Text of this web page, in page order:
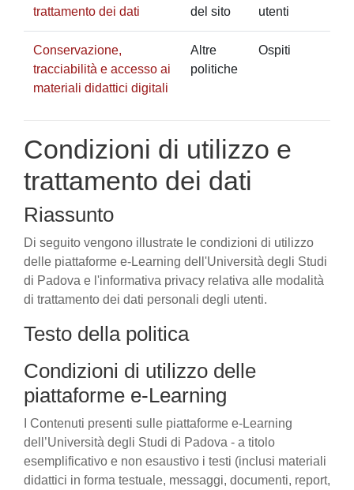
trattamento dei dati
del sito
utenti
Conservazione,
tracciabilità e accesso ai
materiali didattici digitali
Altre
politiche
Ospiti
Condizioni di utilizzo e
trattamento dei dati
Riassunto
Di seguito vengono illustrate le condizioni di utilizzo
delle piattaforme e-Learning dell'Università degli Studi
di Padova e l'informativa privacy relativa alle modalità
di trattamento dei dati personali degli utenti.
Testo della politica
Condizioni di utilizzo delle
piattaforme e-Learning
I Contenuti presenti sulle piattaforme e-Learning
dell’Università degli Studi di Padova - a titolo
esemplificativo e non esaustivo i testi (inclusi materiali
didattici in forma testuale, messaggi, documenti, report,